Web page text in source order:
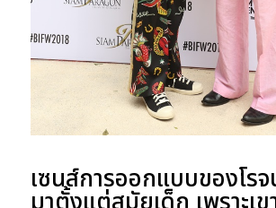
เซนส์การออกแบบของโร
มาตั้งแต่สมัยเด็ก เพราะเข